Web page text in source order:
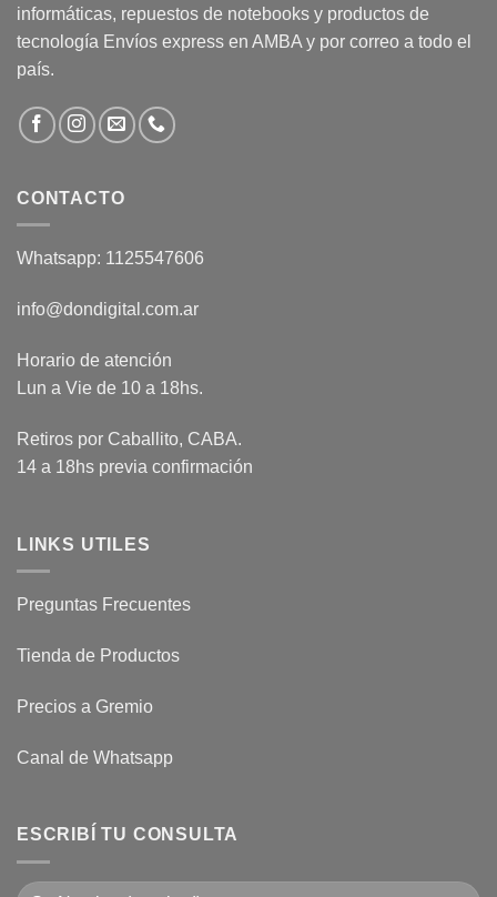
informáticas, repuestos de notebooks y productos de
tecnología Envíos express en AMBA y por correo a todo el
país.
CONTACTO
Whatsapp: 1125547606
info@dondigital.com.ar
Horario de atención
Lun a Vie de 10 a 18hs.
Retiros por Caballito, CABA.
14 a 18hs previa confirmación
LINKS UTILES
Preguntas Frecuentes
Tienda de Productos
Precios a Gremio
Canal de Whatsapp
ESCRIBÍ TU CONSULTA